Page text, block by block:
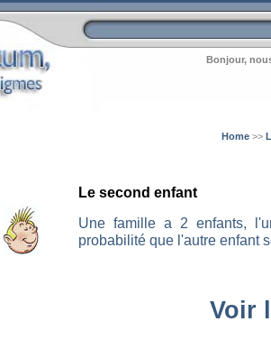
Bonjour,
Home>>
Le second enfant
Une famille a 2 enfants,
probabilité que l'autre enfant
Voir